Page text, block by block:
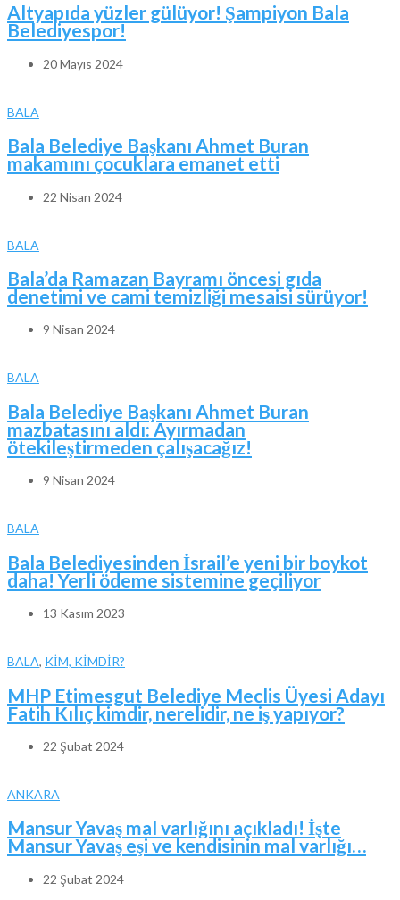
Altyapıda yüzler gülüyor! Şampiyon Bala
Belediyespor!
20 Mayıs 2024
BALA
Bala Belediye Başkanı Ahmet Buran
makamını çocuklara emanet etti
22 Nisan 2024
BALA
Bala’da Ramazan Bayramı öncesi gıda
denetimi ve cami temizliği mesaisi sürüyor!
9 Nisan 2024
BALA
Bala Belediye Başkanı Ahmet Buran
mazbatasını aldı: Ayırmadan
ötekileştirmeden çalışacağız!
9 Nisan 2024
BALA
Bala Belediyesinden İsrail’e yeni bir boykot
daha! Yerli ödeme sistemine geçiliyor
13 Kasım 2023
BALA, KİM, KİMDİR?
MHP Etimesgut Belediye Meclis Üyesi Adayı
Fatih Kılıç kimdir, nerelidir, ne iş yapıyor?
22 Şubat 2024
ANKARA
Mansur Yavaş mal varlığını açıkladı! İşte
Mansur Yavaş eşi ve kendisinin mal varlığı…
22 Şubat 2024